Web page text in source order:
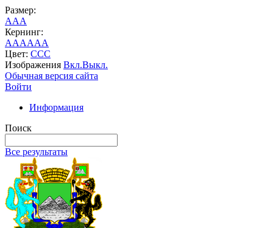
Размер:
AAA
Кернинг:
AAAAAA
Цвет: CCC
Изображения Вкл.Выкл.
Обычная версия сайта
Войти
Информация
Поиск
Все результаты